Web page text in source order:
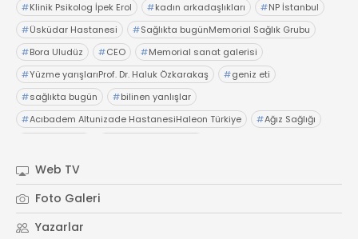
#Klinik Psikolog İpek Erol #kadın arkadaşlıkları #NP İstanbul
#Üsküdar Hastanesi #Sağlıkta bugünMemorial Sağlık Grubu
#Bora Uludüz #CEO #Memorial sanat galerisi
#Yüzme yarışlarıProf. Dr. Haluk Özkarakaş #geniz eti
#sağlıkta bugün #bilinen yanlışlar
#Acıbadem Altunizade HastanesiHaleon Türkiye #Ağız Sağlığı
# Kristin Aslaner ArasUzm. Dyt. Büşra Şen
#Memorial Ataşehir Hastanesi
# yaz ayları kritik öneri
Web TV
Foto Galeri
Yazarlar